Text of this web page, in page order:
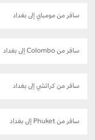
سافر من مومباي إلى بغداد
سافر من Colombo إلى بغداد
سافر من كراتشي إلى بغداد
سافر من Phuket إلى بغداد